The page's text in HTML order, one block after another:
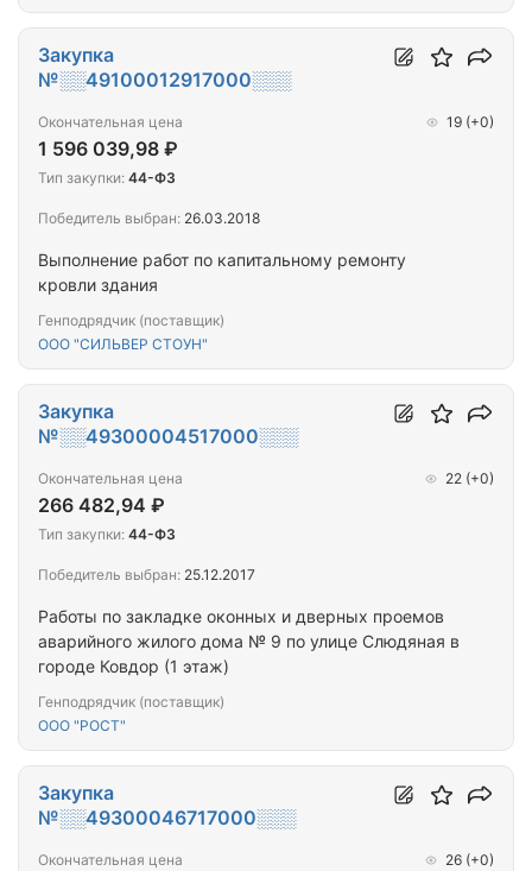
Выполнение работ по капитальному ремонту
кровли здания
Генподрядчик (поставщик)
ООО "СИЛЬВЕР СТОУН"
Закупка
№░░49100012917000░░░
Окончательная цена
1 596 039,98 ₽
19 (+0)
Тип закупки: 44-ФЗ
Победитель выбран: 26.03.2018
Работы по закладке оконных и дверных проемов
аварийного жилого дома № 9 по улице Слюдяная в
городе Ковдор (1 этаж)
Генподрядчик (поставщик)
ООО "РОСТ"
Закупка
№░░49300004517000░░░
Окончательная цена
266 482,94 ₽
22 (+0)
Тип закупки: 44-ФЗ
Победитель выбран: 25.12.2017
Закупка
№░░49300046717000░░░
Окончательная цена 26 (+0)